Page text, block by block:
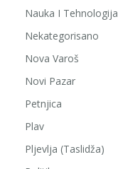
Nauka I Tehnologija
Nekategorisano
Nova Varoš
Novi Pazar
Petnjica
Plav
Pljevlja (Taslidža)